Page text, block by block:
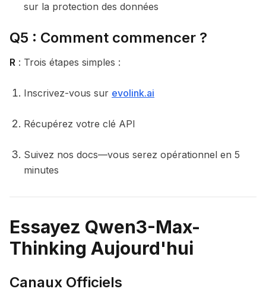
sur la protection des données
Q5 : Comment commencer ?
R : Trois étapes simples :
Inscrivez-vous sur evolink.ai
Récupérez votre clé API
Suivez nos docs—vous serez opérationnel en 5
minutes
Essayez Qwen3-Max-
Thinking Aujourd'hui
Canaux Officiels